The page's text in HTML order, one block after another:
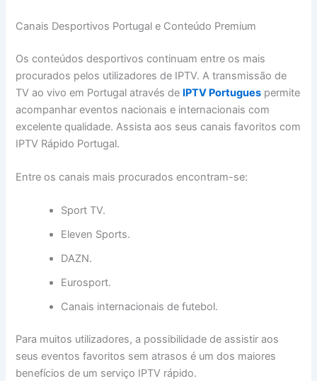
Canais Desportivos Portugal e Conteúdo Premium
Os conteúdos desportivos continuam entre os mais
procurados pelos utilizadores de IPTV. A transmissão de
TV ao vivo em Portugal através de IPTV Portugues permite
acompanhar eventos nacionais e internacionais com
excelente qualidade. Assista aos seus canais favoritos com
IPTV Rápido Portugal.
Entre os canais mais procurados encontram-se:
Sport TV.
Eleven Sports.
DAZN.
Eurosport.
Canais internacionais de futebol.
Para muitos utilizadores, a possibilidade de assistir aos
seus eventos favoritos sem atrasos é um dos maiores
benefícios de um serviço IPTV rápido.